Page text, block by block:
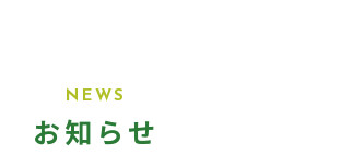
NEWS
お知らせ